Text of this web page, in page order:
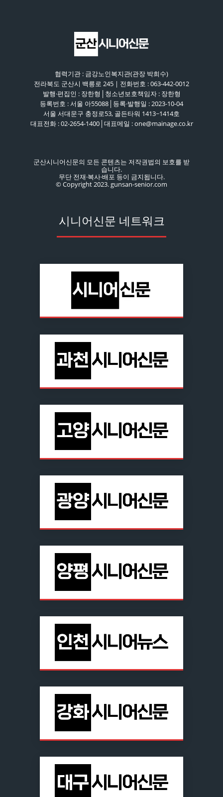
협력기관 : 금강노인복지관(관장 박희수)
전라북도 군산시 백릉로 245 | 전화번호 : 063-442-0012
발행·편집인 : 장한형│청소년보호책임자 : 장한형
등록번호 : 서울 아55088│등록·발행일 : 2023-10-04
서울 서대문구 충정로53, 골든타워 1413~1414호
대표전화 : 02-2654-1400│대표메일 : one@mainage.co.kr
군산시니어신문의 모든 콘텐츠는 저작권법의 보호를 받
습니다.
무단 전재·복사·배포 등이 금지됩니다.
© Copyright 2023. gunsan-senior.com
시니어신문 네트워크